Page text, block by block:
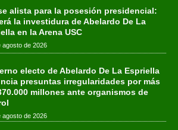
alista para la posesión presidencial:
la investidura de Abelardo De La
en la Arena USC
agosto de 2026
electo de Abelardo De La Espriella
presuntas irregularidades por más
millones ante organismos de
agosto de 2026